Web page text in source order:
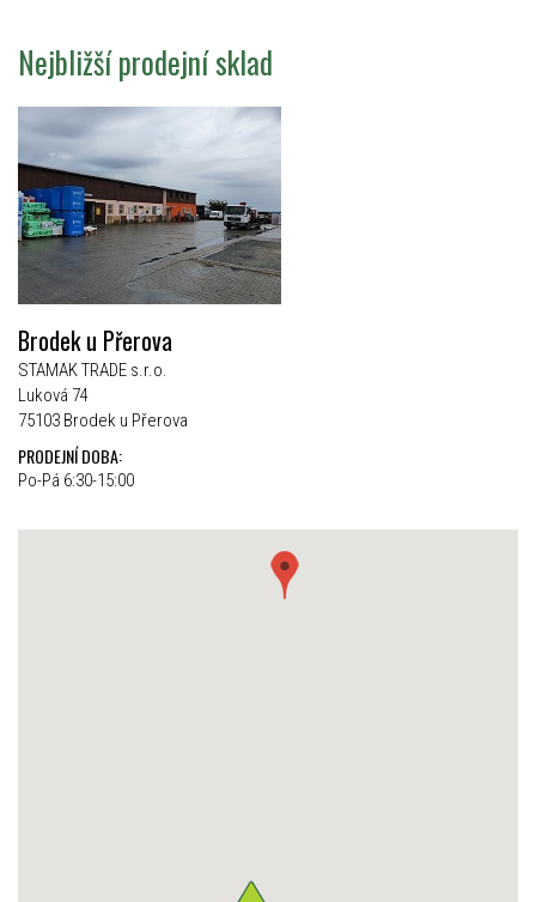
Nejbližší prodejní sklad
Brodek u Přerova
STAMAK TRADE s.r.o.
Luková 74
75103 Brodek u Přerova
PRODEJNÍ DOBA:
Po-Pá 6:30-15:00